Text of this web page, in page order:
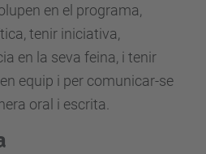
en el programa,
tenir iniciativa,
en la seva feina, i tenir
equip i per comunicar-se
oral i escrita.